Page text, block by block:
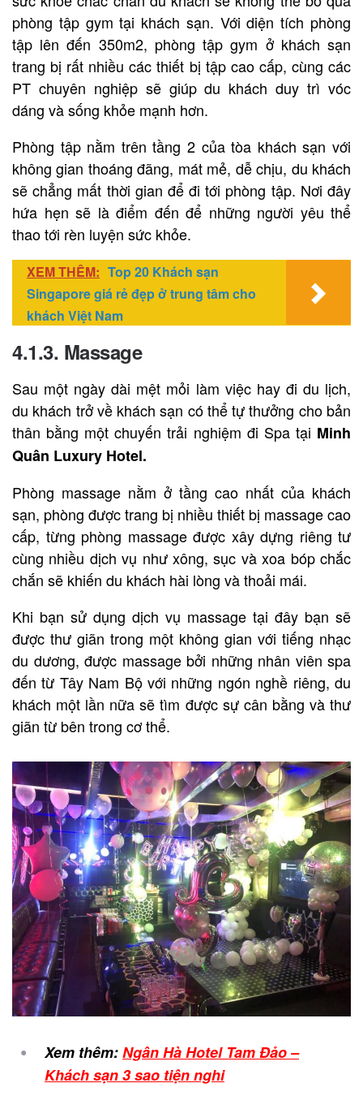
phòng tập gym tại khách sạn. Với diện tích phòng
tập lên đến 350m2, phòng tập gym ở khách sạn
trang bị rất nhiều các thiết bị tập cao cấp, cùng các
PT chuyên nghiệp sẽ giúp du khách duy trì vóc
dáng và sống khỏe mạnh hơn.
Phòng tập nằm trên tầng 2 của tòa khách sạn với
không gian thoáng đãng, mát mẻ, dễ chịu, du khách
sẽ chẳng mất thời gian để đi tới phòng tập. Nơi đây
hứa hẹn sẽ là điểm đến để những người yêu thể
thao tới rèn luyện sức khỏe.
XEM THÊM: Top 20 Khách sạn
Singapore giá rẻ đẹp ở trung tâm cho
khách Việt Nam
4.1.3. Massage
Sau một ngày dài mệt mỏi làm việc hay đi du lịch,
du khách trở về khách sạn có thể tự thưởng cho bản
thân bằng một chuyến trải nghiệm đi Spa tại Minh
Quân Luxury Hotel.
Phòng massage nằm ở tầng cao nhất của khách
sạn, phòng được trang bị nhiều thiết bị massage cao
cấp, từng phòng massage được xây dựng riêng tư
cùng nhiều dịch vụ như xông, sục và xoa bóp chắc
chắn sẽ khiến du khách hài lòng và thoải mái.
Khi bạn sử dụng dịch vụ massage tại đây bạn sẽ
được thư giãn trong một không gian với tiếng nhạc
du dương, được massage bởi những nhân viên spa
đến từ Tây Nam Bộ với những ngón nghề riêng, du
khách một lần nữa sẽ tìm được sự cân bằng và thư
giãn từ bên trong cơ thể.
Xem thêm:Ngân Hà Hotel Tam Đảo –
Khách sạn 3 sao tiện nghi